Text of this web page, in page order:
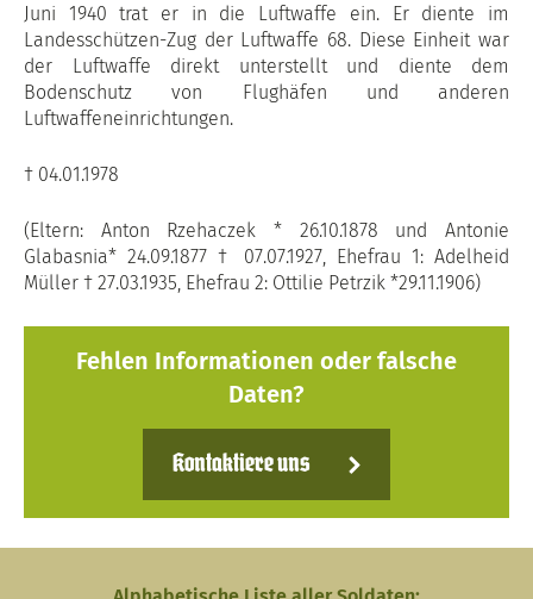
Juni 1940 trat er in die Luftwaffe ein. Er diente im
Landesschützen-Zug der Luftwaffe 68. Diese Einheit war
der Luftwaffe direkt unterstellt und diente dem
Bodenschutz von Flughäfen und anderen
Luftwaffeneinrichtungen.
† 04.01.1978
(Eltern: Anton Rzehaczek * 26.10.1878 und Antonie
Glabasnia* 24.09.1877 † 07.07.1927, Ehefrau 1: Adelheid
Müller † 27.03.1935, Ehefrau 2: Ottilie Petrzik *29.11.1906)
Fehlen Informationen oder falsche
Daten?
Kontaktiere uns